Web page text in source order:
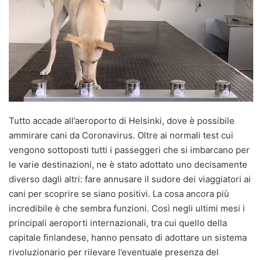
Tutto accade all’aeroporto di Helsinki, dove è possibile
ammirare cani da Coronavirus. Oltre ai normali test cui
vengono sottoposti tutti i passeggeri che si imbarcano per
le varie destinazioni, ne è stato adottato uno decisamente
diverso dagli altri: fare annusare il sudore dei viaggiatori ai
cani per scoprire se siano positivi. La cosa ancora più
incredibile è che sembra funzioni. Così negli ultimi mesi i
principali aeroporti internazionali, tra cui quello della
capitale finlandese, hanno pensato di adottare un sistema
rivoluzionario per rilevare l’eventuale presenza del